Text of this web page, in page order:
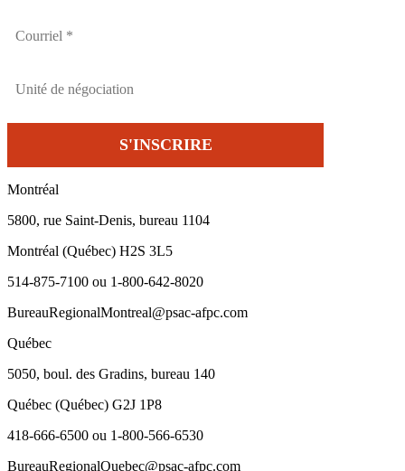
Montréal
5800, rue Saint-Denis, bureau 1104
Montréal (Québec) H2S 3L5
514-875-7100 ou 1-800-642-8020
BureauRegionalMontreal@psac-afpc.com
Québec
5050, boul. des Gradins, bureau 140
Québec (Québec) G2J 1P8
418-666-6500 ou 1-800-566-6530
BureauRegionalQuebec@psac-afpc.com